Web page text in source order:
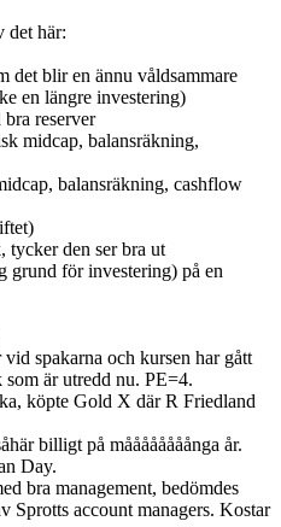
det här:
det blir en ännu våldsammare
en längre investering)
reserver
midcap, balansräkning,
balansräkning, cashflow
tycker den ser bra ut
grund för investering) på en
spakarna och kursen har gått
är utredd nu. PE=4.
köpte Gold X där R Friedland
billigt på måååååååånga år.
Day.
bra management, bedömdes
Sprotts account managers. Kostar